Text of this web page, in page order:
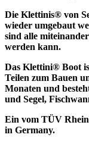
Die Klettinis® von
wieder umgebaut
sind alle
werden kann.
Das Klettini® Boot
Teilen zum Bauen
Monaten und
und Segel,
Ein vom TÜV
in Germany.